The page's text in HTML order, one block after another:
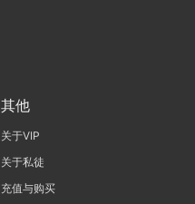
其他
关于VIP
关于私徒
充值与购买